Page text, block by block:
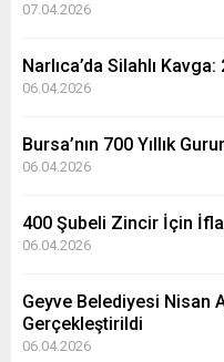
07.04.2026
Narlıca’da Silahlı
06.04.2026
Bursa’nın 700 Yıllık
06.04.2026
400 Şubeli Zincir İçin
06.04.2026
Geyve Belediyesi Nisan
Gerçekleştirildi
06.04.2026